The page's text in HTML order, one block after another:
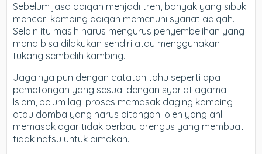
Sebelum jasa aqiqah menjadi tren, banyak yang sibuk
mencari kambing aqiqah memenuhi syariat aqiqah.
Selain itu masih harus mengurus penyembelihan yang
mana bisa dilakukan sendiri atau menggunakan
tukang sembelih kambing.
Jagalnya pun dengan catatan tahu seperti apa
pemotongan yang sesuai dengan syariat agama
Islam, belum lagi proses memasak daging kambing
atau domba yang harus ditangani oleh yang ahli
memasak agar tidak berbau prengus yang membuat
tidak nafsu untuk dimakan.